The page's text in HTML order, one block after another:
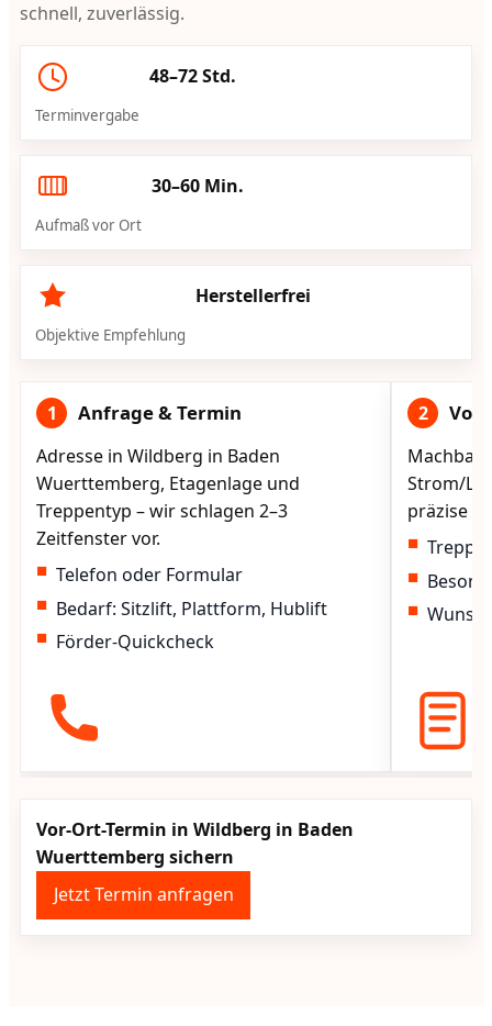
schnell, zuverlässig.
48–72 Std.
Terminvergabe
30–60 Min.
Aufmaß vor Ort
Herstellerfrei
Objektive Empfehlung
1 Anfrage & Termin
Adresse in Wildberg in Baden
Wuerttemberg, Etagenlage und
Treppentyp – wir schlagen 2–3
Zeitfenster vor.
Telefon oder Formular
Bedarf: Sitzlift, Plattform, Hublift
Förder-Quickcheck
2
Strom/
präzise
Vor-Ort-Termin in Wildberg in Baden
Wuerttemberg sichern
Jetzt Termin anfragen